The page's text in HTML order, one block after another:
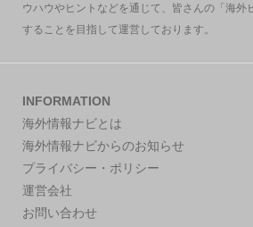
ウハウやヒントなどを通じて、皆さんの「海外
することを目指して運営しております。
INFORMATION
海外情報ナビとは
海外情報ナビからのお知らせ
プライバシー・ポリシー
運営会社
お問い合わせ